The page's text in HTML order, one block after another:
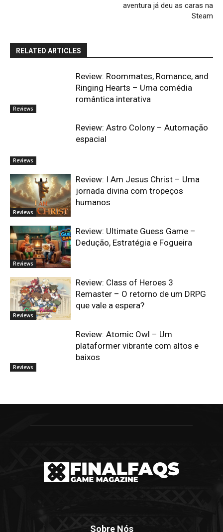
aventura já deu as caras na
Steam
RELATED ARTICLES
Reviews
Review: Roommates, Romance, and
Ringing Hearts – Uma comédia
romântica interativa
Reviews
Review: Astro Colony – Automação
espacial
Reviews
Review: I Am Jesus Christ – Uma
jornada divina com tropeços
humanos
Reviews
Review: Ultimate Guess Game –
Dedução, Estratégia e Fogueira
Reviews
Review: Class of Heroes 3
Remaster – O retorno de um DRPG
que vale a espera?
Reviews
Review: Atomic Owl – Um
plataformer vibrante com altos e
baixos
Sobre Nós